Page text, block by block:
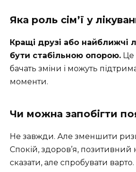
Яка роль сім’ї у
Кращі друзі або найближчі
бути стабільною опорою. Це
бачать зміни і можуть
моменти.
Чи можна запобігти
Не завжди. Але зменшити
Спокій, здоров’я, позитивний
сказати, але спробувати варто.